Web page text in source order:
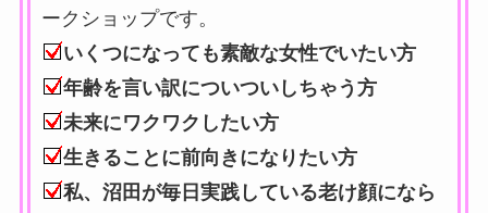
ークショップです。
いくつになっても素敵な女性でいたい方
年齢を言い訳についついしちゃう方
未来にワクワクしたい方
生きることに前向きになりたい方
私、沼田が毎日実践している老け顔になら